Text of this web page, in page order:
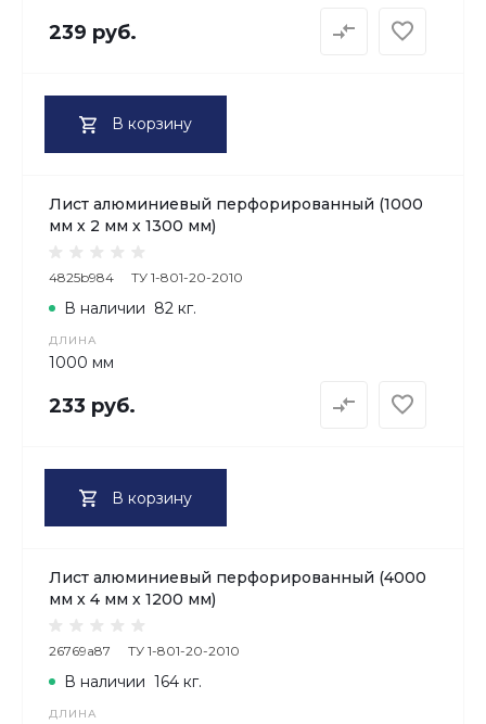
239 руб.
В корзину
Лист алюминиевый перфорированный (1000
мм х 2 мм х 1300 мм)
4825b984 ТУ 1-801-20-2010
ДЛИНА
1000 мм
В наличии 82 кг.
233 руб.
В корзину
Лист алюминиевый перфорированный (4000
мм х 4 мм х 1200 мм)
26769a87 ТУ 1-801-20-2010
ДЛИНА
В наличии 164 кг.